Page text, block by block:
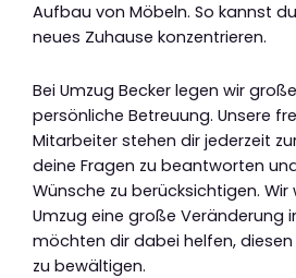
Aufbau von Möbeln. So kannst
neues Zuhause konzentrieren.
Bei Umzug Becker legen wir
persönliche Betreuung. Unsere
Mitarbeiter stehen dir jederzeit
deine Fragen zu beantworten
Wünsche zu berücksichtigen. Wir
Umzug eine große Veränderung
möchten dir dabei helfen,
zu bewältigen.